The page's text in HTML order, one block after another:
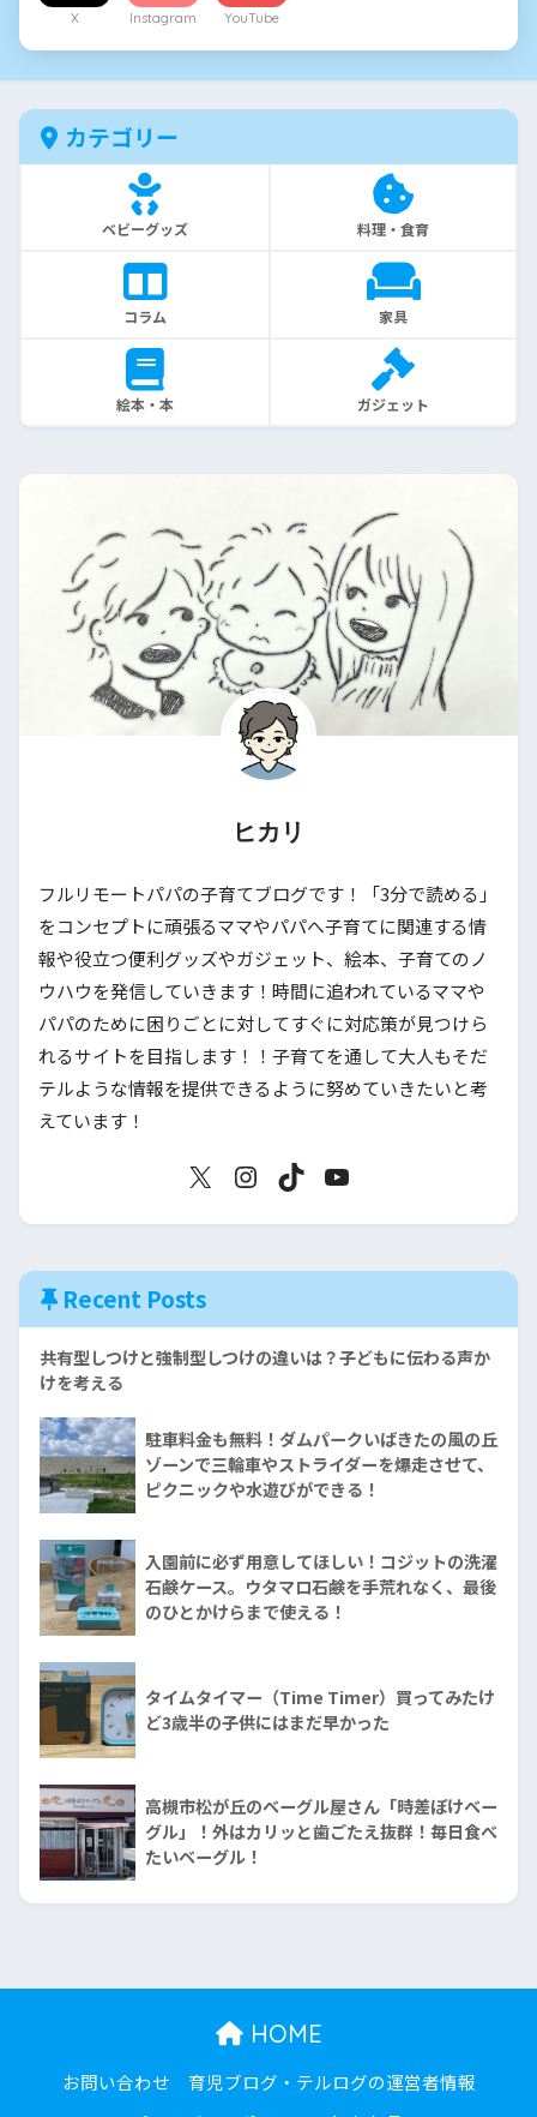
X Instagram YouTube
カテゴリー
ベビーグッズ 料理・食育
コラム 家具
絵本・本 ガジェット
ヒカリ
フルリモートパパの子育てブログです！「3分で読める」
をコンセプトに頑張るママやパパへ子育てに関連する情
報や役立つ便利グッズやガジェット、絵本、子育てのノ
ウハウを発信していきます！時間に追われているママや
パパのために困りごとに対してすぐに対応策が見つけら
れるサイトを目指します！！子育てを通して大人もそだ
テルような情報を提供できるように努めていきたいと考
えています！
Recent Posts
共有型しつけと強制型しつけの違いは？子どもに伝わる声か
けを考える
駐車料金も無料！ダムパークいばきたの風の丘
ゾーンで三輪車やストライダーを爆走させて、
ピクニックや水遊びができる！
入園前に必ず用意してほしい！コジットの洗濯
石鹸ケース。ウタマロ石鹸を手荒れなく、最後
のひとかけらまで使える！
タイムタイマー（Time Timer）買ってみたけ
ど3歳半の子供にはまだ早かった
高槻市松が丘のベーグル屋さん「時差ぼけベー
グル」！外はカリッと歯ごたえ抜群！毎日食べ
たいベーグル！
HOME
お問い合わせ
育児ブログ・テルログの運営者情報